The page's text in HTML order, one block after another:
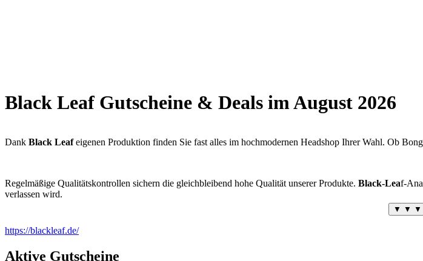
Black Leaf Gutscheine & Deals im August 2026
Dank Black Leafeigenen Produktion finden Sie fast alles im hochmodernen Headshop Ihrer Wahl. Ob
Regelmäßige Qualitätskontrollen sichern die gleichbleibend hohe Qualität unserer Produkte. Black-Leaf-
verlassen wird.
Vorteile bei Black Leaf:
Top-Marken zu fairen Preisen
▼ ▼ ▼
https://blackleaf.de/
Aktive Gutscheine